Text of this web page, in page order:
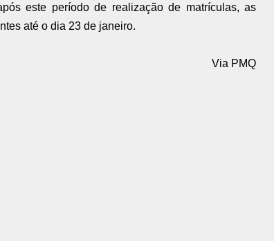
este período de realização de matrículas, as
até o dia 23 de janeiro.
Via PMQ